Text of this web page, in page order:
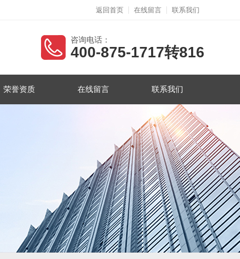
返回首页 在线留言 联系我们
咨询电话：
400-875-1717转816
荣誉资质 在线留言 联系我们